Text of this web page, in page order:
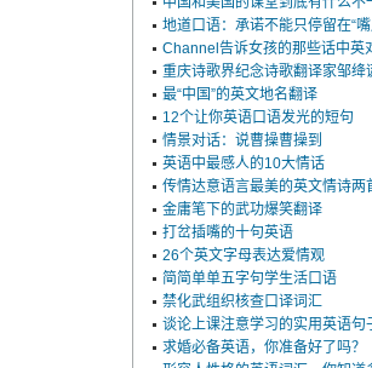
地道口语：承诺不能只停留在“嘴
Channel告诉女孩的那些话中英
重庆诗歌界纪念诗歌翻译家邹绛
最“中国”的英文地名翻译
12个让你英语口语发光的短句
情景对话：说曹操曹操到
英语中最感人的10大情话
传情达意语言最美的英文情诗两
金庸笔下的武功爆笑翻译
打岔插嘴的十句英语
26个英文字母表达爱情观
简简单单五字句学生活口语
禁化武组织核查口译词汇
谈论上课注意学习的实用英语句
求婚必备英语，你准备好了吗？